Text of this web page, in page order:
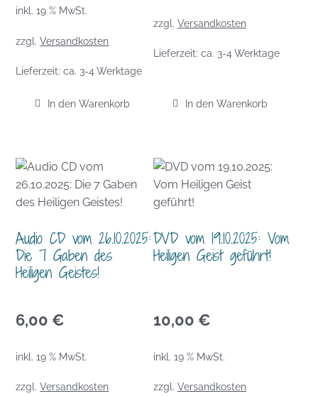
inkl. 19 % MwSt.
zzgl.Versandkosten
Lieferzeit:ca. 3-4 Werktage
In den Warenkorb
zzgl. Versandkosten
Lieferzeit: ca. 3-4 Werktage
In den Warenkorb
Audio CD vom 26.10.2025:
Die 7 Gaben des
Heiligen Geistes!
6,00 €
inkl. 19 % MwSt.
zzgl.Versandkosten
DVD vom 19.10.2025: Vom
Heiligen Geist geführt!
10,00 €
inkl. 19 % MwSt.
zzgl. Versandkosten